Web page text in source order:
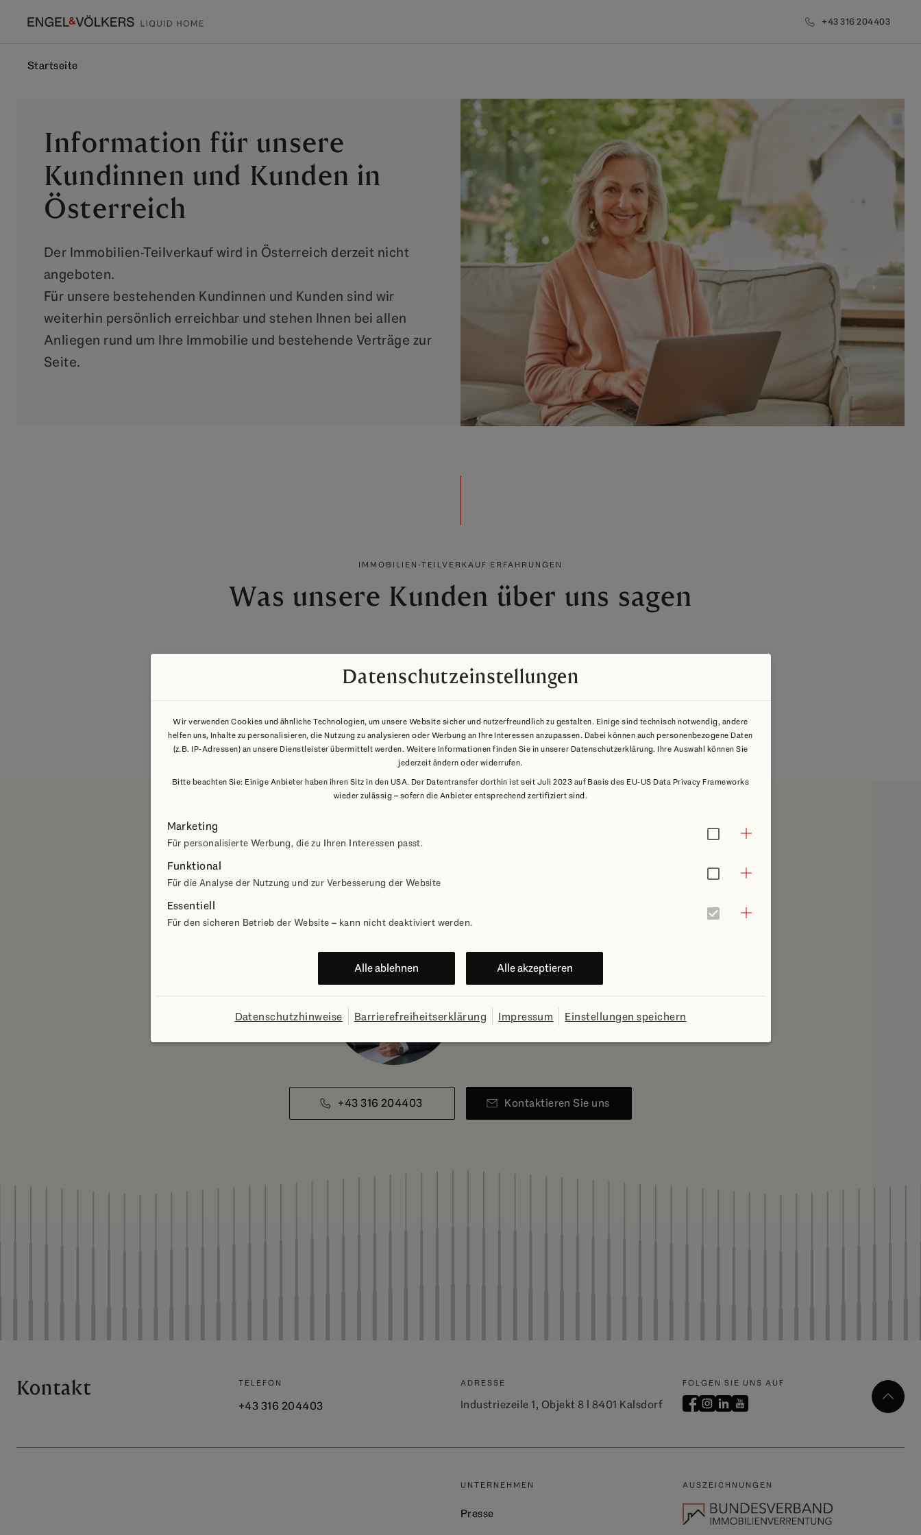
+43 316 204403
Startseite
Information für unsere
Kundinnen und Kunden in
Österreich
Der Immobilien-Teilverkauf wird in Österreich derzeit nicht
angeboten.
Für unsere bestehenden Kundinnen und Kunden sind wir
weiterhin persönlich erreichbar und stehen Ihnen bei allen
Anliegen rund um Ihre Immobilie und bestehende Verträge zur
Seite.
IMMOBILIEN-TEILVERKAUF ERFAHRUNGEN
Was unsere Kunden über uns sagen
Ihr Ansprechpartner für bestehende Verträge
Wir begleiten Sie weiterhin mit der gewohnten Servicequalität und stehen Ihnen jederzeit zur
Verfügung
ENGEL & VÖLKERS LIQUIDHOME
+43 316 204403 Kontaktieren Sie uns
Kontakt TELEFON
+43 316 204403
ADRESSE
Industriezeile 1, Objekt 8 l 8401 Kalsdorf
FOLGEN SIE UNS AUF
UNTERNEHMEN
Presse
AUSZEICHNUNGEN
Datenschutzeinstellungen
Wir verwenden Cookies und ähnliche Technologien, um unsere Website sicher und nutzerfreundlich zu gestalten. Einige sind technisch notwendig, andere
helfen uns, Inhalte zu personalisieren, die Nutzung zu analysieren oder Werbung an Ihre Interessen anzupassen. Dabei können auch personenbezogene Daten
(z.B. IP-Adressen) an unsere Dienstleister übermittelt werden. Weitere Informationen finden Sie in unserer Datenschutzerklärung. Ihre Auswahl können Sie
jederzeit ändern oder widerrufen.
Bitte beachten Sie: Einige Anbieter haben ihren Sitz in den USA. Der Datentransfer dorthin ist seit Juli 2023 auf Basis des EU-US Data Privacy Frameworks
wieder zulässig – sofern die Anbieter entsprechend zertifiziert sind.
Marketing
Für personalisierte Werbung, die zu Ihren Interessen passt.
Funktional
Für die Analyse der Nutzung und zur Verbesserung der Website
Essentiell
Für den sicheren Betrieb der Website – kann nicht deaktiviert werden.
Alle ablehnen Alle akzeptieren
Datenschutzhinweise Barrierefreiheitserklärung Impressum Einstellungen speichern